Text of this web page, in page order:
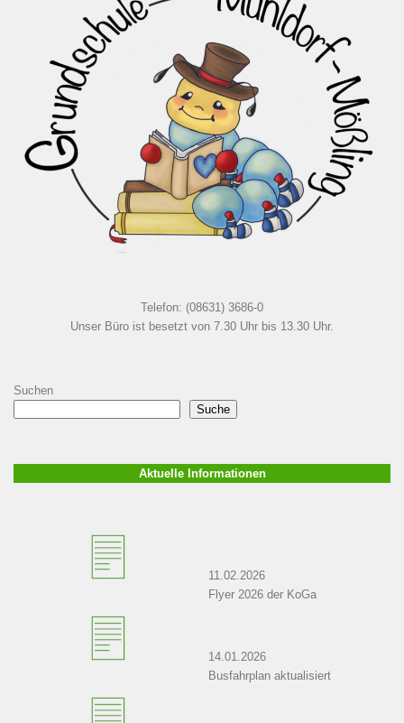
Telefon: (08631) 3686-0
Unser Büro ist besetzt von 7.30 Uhr bis 13.30 Uhr.
Suchen
Suche
Aktuelle Informationen
11.02.2026
Flyer 2026 der KoGa
14.01.2026
Busfahrplan aktualisiert